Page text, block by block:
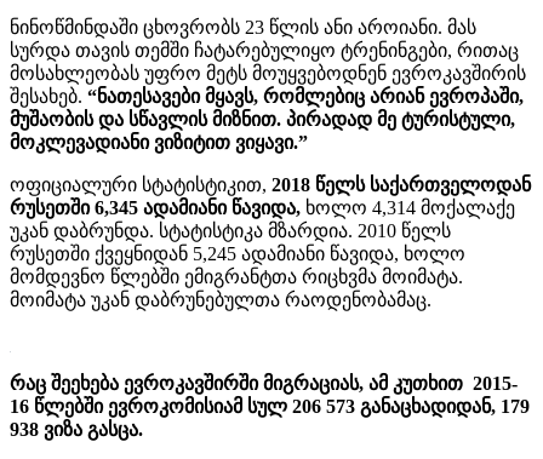
ნინოწმინდაში ცხოვრობს 23 წლის ანი აროიანი. მას
სურდა თავის თემში ჩატარებულიყო ტრენინგები, რითაც
მოსახლეობას უფრო მეტს მოუყვებოდნენ ევროკავშირის
შესახებ. “ნათესავები მყავს, რომლებიც არიან ევროპაში,
მუშაობის და სწავლის მიზნით. პირადად მე ტურისტული,
მოკლევადიანი ვიზიტით ვიყავი.”
ოფიციალური სტატისტიკით, 2018 წელს საქართველოდან
რუსეთში 6,345 ადამიანი წავიდა, ხოლო 4,314 მოქალაქე
უკან დაბრუნდა. სტატისტიკა მზარდია. 2010 წელს
რუსეთში ქვეყნიდან 5,245 ადამიანი წავიდა, ხოლო
მომდევნო წლებში ემიგრანტთა რიცხვმა მოიმატა.
მოიმატა უკან დაბრუნებულთა რაოდენობამაც.
რაც შეეხება ევროკავშირში მიგრაციას, ამ კუთხით 2015-
16 წლებში ევროკომისიამ სულ 206 573 განაცხადიდან, 179
938 ვიზა გასცა.